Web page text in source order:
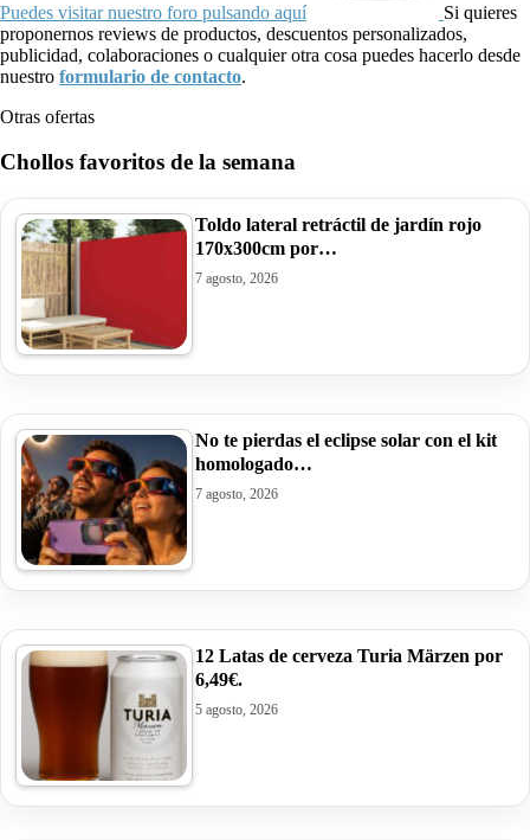
Puedes visitar nuestro foro pulsando aquí
Si quieres
proponernos reviews de productos, descuentos personalizados,
publicidad, colaboraciones o cualquier otra cosa puedes hacerlo desde
nuestro formulario de contacto.
Otras ofertas
Chollos favoritos de la semana
Toldo lateral retráctil de jardín rojo
170x300cm por…
7 agosto, 2026
No te pierdas el eclipse solar con el kit
homologado…
7 agosto, 2026
12 Latas de cerveza Turia Märzen por
6,49€.
5 agosto, 2026